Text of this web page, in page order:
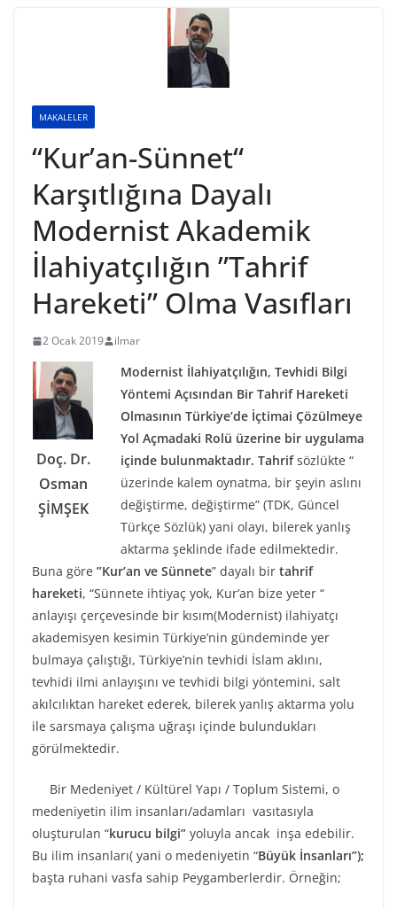
MAKALELER
“Kur’an-Sünnet“
Karşıtlığına Dayalı
Modernist Akademik
İlahiyatçılığın ”Tahrif
Hareketi” Olma Vasıfları
2 Ocak 2019 ilmar
Doç. Dr.
Osman
ŞİMŞEK
Modernist İlahiyatçılığın, Tevhidi Bilgi
Yöntemi Açısından Bir Tahrif Hareketi
Olmasının Türkiye’de İçtimai Çözülmeye
Yol Açmadaki Rolü üzerine bir uygulama
içinde bulunmaktadır. Tahrifsözlükte “
üzerinde kalem oynatma, bir şeyin aslını
değiştirme, değiştirme” (TDK, Güncel
Türkçe Sözlük) yani olayı, bilerek yanlış
aktarma şeklinde ifade edilmektedir.
Buna göre ”Kur’an ve Sünnete” dayalı bir tahrif
hareketi, “Sünnete ihtiyaç yok, Kur’an bize yeter “
anlayışı çerçevesinde bir kısım(Modernist) ilahiyatçı
akademisyen kesimin Türkiye’nin gündeminde yer
bulmaya çalıştığı, Türkiye’nin tevhidi İslam aklını,
tevhidi ilmi anlayışını ve tevhidi bilgi yöntemini, salt
akılcılıktan hareket ederek, bilerek yanlış aktarma yolu
ile sarsmaya çalışma uğraşı içinde bulundukları
görülmektedir.
Bir Medeniyet / Kültürel Yapı / Toplum Sistemi, o
medeniyetin ilim insanları/adamları vasıtasıyla
oluşturulan “kurucu bilgi” yoluyla ancak inşa edebilir.
Bu ilim insanları( yani o medeniyetin “Büyük İnsanları”);
başta ruhani vasfa sahip Peygamberlerdir. Örneğin;